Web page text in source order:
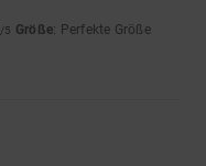
/5 Größe: Perfekte Größe